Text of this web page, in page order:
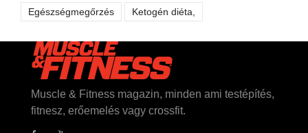
Egészségmegőrzés Ketogén diéta,
Muscle & Fitness magazin, minden ami testépítés,
fitnesz, erőemelés vagy crossfit.